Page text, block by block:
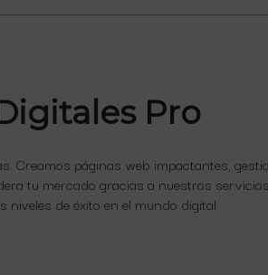
Pro
Creamos páginas web impactantes,
tu mercado gracias a nuestros
de éxito en el mundo digital.